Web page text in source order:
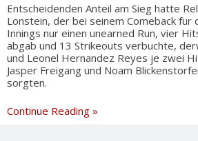
Entscheidenden Anteil am Sieg hatte
Lonstein, der bei seinem Comeback für
Innings nur einen unearned Run, vier
abgab und 13 Strikeouts verbuchte,
und Leonel Hernandez Reyes je zwei
Jasper Freigang und Noam
sorgten.
Continue Reading »